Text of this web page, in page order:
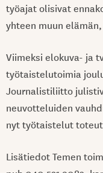
työajat olisivat
yhteen muun
Viimeksi elokuva- ja
työtaistelutoimia
Journalistiliitto
neuvotteluiden
nyt työtaistelut
Lisätiedot Temen